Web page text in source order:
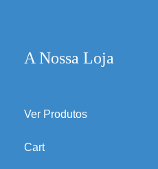
A Nossa Loja
Ver Produtos
Cart